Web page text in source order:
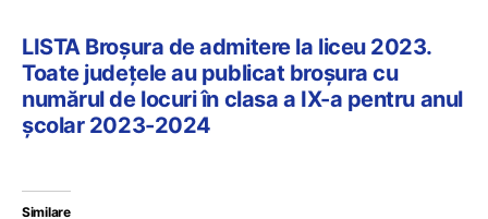
LISTA Broșura de admitere la liceu 2023.
Toate județele au publicat broșura cu
numărul de locuri în clasa a IX-a pentru anul
școlar 2023-2024
Similare